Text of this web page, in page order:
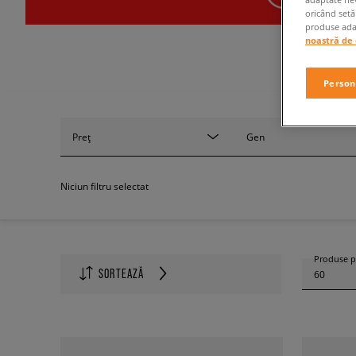
SORTEAZĂ
Produse
60
Preț Gen
Niciun filtru selectat
oricând
produse
noastră